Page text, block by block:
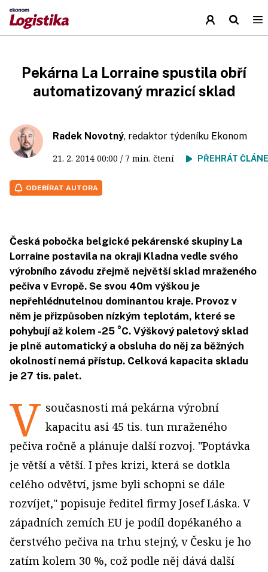
Pekárna La Lorraine spustila obří
automatizovaný mrazicí sklad
Radek Novotný, redaktor týdeníku Ekonom
21. 2. 2014 00:00 / 7 min. čtení PŘEHRÁT
ODEBÍRAT AUTORA
Česká pobočka belgické pekárenské skupiny La
Lorraine postavila na okraji Kladna vedle svého
výrobního závodu zřejmě největší sklad mraženého
pečiva v Evropě. Se svou 40m výškou je
nepřehlédnutelnou dominantou kraje. Provoz v
něm je přizpůsoben nízkým teplotám, které se
pohybují až kolem -25 °C. Výškový paletový sklad
je plně automatický a obsluha do něj za běžných
okolností nemá přístup. Celková kapacita skladu
je 27 tis. palet.
V současnosti má pekárna výrobní
kapacitu asi 45 tis. tun mraženého
pečiva ročně a plánuje další rozvoj. "Poptávka
je větší a větší. I přes krizi, která se dotkla
celého odvětví, jsme byli schopni se dále
rozvíjet," popisuje ředitel firmy Josef Láska. V
západních zemích EU je podíl dopékaného a
čerstvého pečiva na trhu stejný, v Česku je ho
zatím kolem 30 %, což podle něj dává další